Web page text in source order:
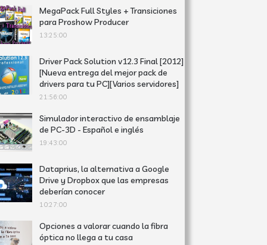
MegaPack Full Styles + Transiciones
para Proshow Producer
13:25:00
Driver Pack Solution v12.3 Final [2012]
[Nueva entrega del mejor pack de
drivers para tu PC][Varios servidores]
21:56:00
Simulador interactivo de ensamblaje
de PC-3D - Español e inglés
19:43:00
Dataprius, la alternativa a Google
Drive y Dropbox que las empresas
deberían conocer
10:27:00
Opciones a valorar cuando la fibra
óptica no llega a tu casa